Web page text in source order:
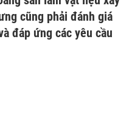
cũng phải đánh giá
đáp ứng các yêu cầu